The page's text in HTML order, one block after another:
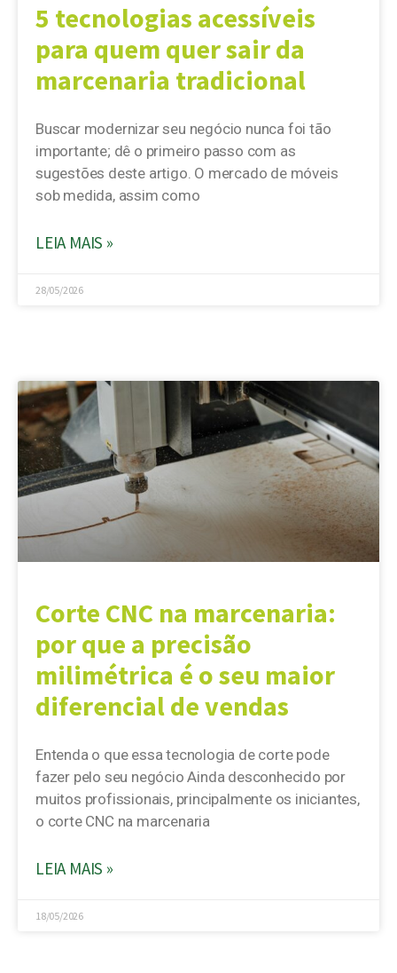
5 tecnologias acessíveis
para quem quer sair da
marcenaria tradicional
Buscar modernizar seu negócio nunca foi tão
importante; dê o primeiro passo com as
sugestões deste artigo. O mercado de móveis
sob medida, assim como
LEIA MAIS »
28/05/2026
Corte CNC na marcenaria:
por que a precisão
milimétrica é o seu maior
diferencial de vendas
Entenda o que essa tecnologia de corte pode
fazer pelo seu negócio Ainda desconhecido por
muitos profissionais, principalmente os iniciantes,
o corte CNC na marcenaria
LEIA MAIS »
18/05/2026